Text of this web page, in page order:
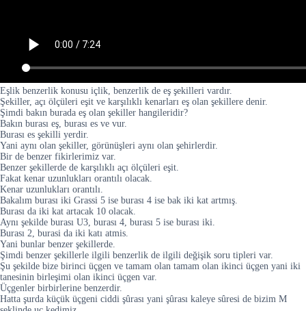
Eşlik benzerlik konusu içlik, benzerlik de eş şekilleri vardır.
Şekiller, açı ölçüleri eşit ve karşılıklı kenarları eş olan şekillere denir.
Şimdi bakın burada eş olan şekiller hangileridir?
Bakın burası eş, burası es ve vur.
Burası es şekilli yerdir.
Yani aynı olan şekiller, görünüşleri aynı olan şehirlerdir.
Bir de benzer fikirlerimiz var.
Benzer şekillerde de karşılıklı açı ölçüleri eşit.
Fakat kenar uzunlukları orantılı olacak.
Kenar uzunlukları orantılı.
Bakalım burası iki Grassi 5 ise burası 4 ise bak iki kat artmış.
Burası da iki kat artacak 10 olacak.
Aynı şekilde burası U3, burası 4, burası 5 ise burası iki.
Burası 2, burasi da iki katı atmis.
Yani bunlar benzer şekillerde.
Şimdi benzer şekillerle ilgili benzerlik de ilgili değişik soru tipleri var.
Şu şekilde bize birinci üçgen ve tamam olan tamam olan ikinci üçgen yani iki
tanesinin birleşimi olan ikinci üçgen var.
Üçgenler birbirlerine benzerdir.
Hatta şurda küçük üçgeni ciddi şûrası yani şûrası kaleye sûresi de bizim M